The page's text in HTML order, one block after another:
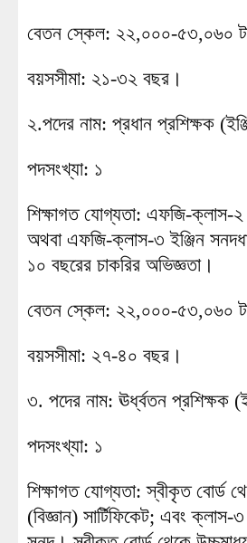
বেতন স্কেল: ২২,০০০-৫৩,০৬০
বয়সসীমা: ২১-৩২ বছর।
২.পদের নাম: প্রধান প্রশিক্ষক
পদসংখ্যা: ১
শিক্ষাগত যোগ্যতা: এফজি-ক্লাস-২
অথবা এফজি-ক্লাস-৩ ইঞ্জিন
১০ বছরের চাকরির অভিজ্ঞতা।
বেতন স্কেল: ২২,০০০-৫৩,০৬০
বয়সসীমা: ২৭-৪০ বছর।
৩. পদের নাম: ঊর্ধ্বতন প্রশিক্ষক
পদসংখ্যা: ১
শিক্ষাগত যোগ্যতা: স্বীকৃত বোর্ড
(বিজ্ঞান) সার্টিফিকেট; এবং